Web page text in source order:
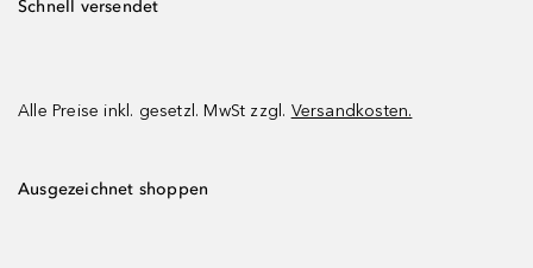
Schnell versendet
Alle Preise inkl. gesetzl. MwSt zzgl. Versandkosten.
Ausgezeichnet shoppen